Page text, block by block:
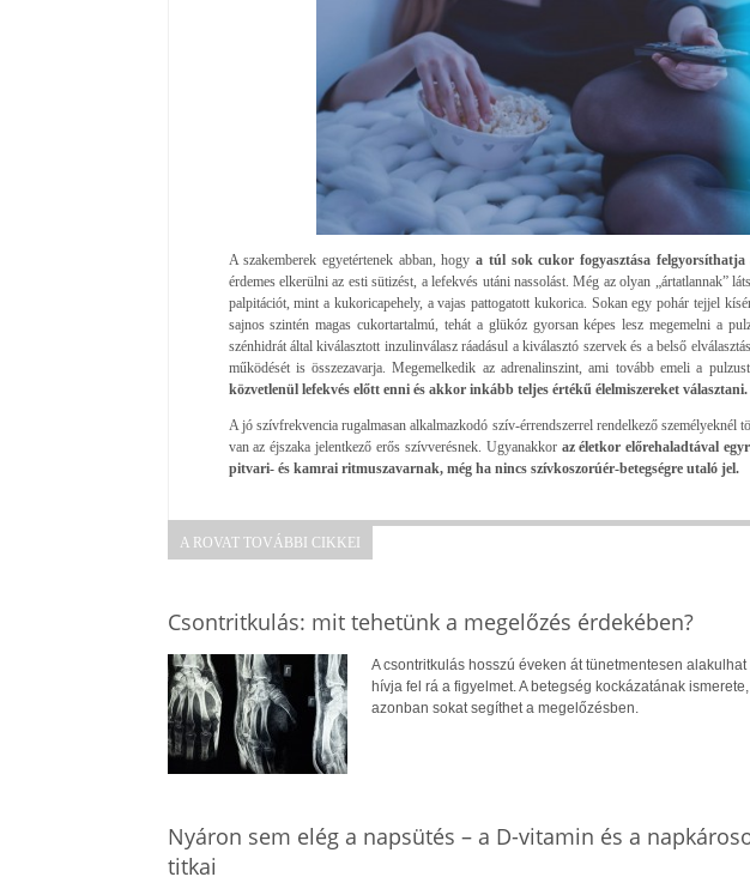
A szakemberek egyetértenek abban, hogya túl sok cukor fogyasztása felgyorsíthatja
érdemes elkerülni az esti sütizést, a lefekvés utáni nassolást. Még az olyan „ártatlannak”
palpitációt, mint a kukoricapehely, a vajas pattogatott kukorica. Sokan egy pohár tejjel
sajnos szintén magas cukortartalmú, tehát a glükóz gyorsan képes lesz megemelni a
szénhidrát által kiválasztott inzulinválasz ráadásul a kiválasztó szervek és a belső
működését is összezavarja. Megemelkedik az adrenalinszint, ami tovább emeli a pulzust.
közvetlenül lefekvés előtt enni és akkor inkább teljes értékű élelmiszereket választani.
A jó szívfrekvencia rugalmasan alkalmazkodó szív-érrendszerrel rendelkező személyeknél
van az éjszaka jelentkező erős szívverésnek. Ugyanakkor az életkor előrehaladtával
pitvari- és kamrai ritmuszavarnak, még ha nincs szívkoszorúér-betegségre utaló jel.
A ROVAT TOVÁBBI CIKKEI
Csontritkulás: mit tehetünk a megelőzés érdekében?
A csontritkulás hosszú éveken át tünetmentesen
hívja fel rá a figyelmet. A betegség kockázatának
azonban sokat segíthet a megelőzésben.
Nyáron sem elég a napsütés – a D-vitamin és a
titkai